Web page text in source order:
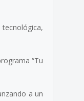
“Tu
a un